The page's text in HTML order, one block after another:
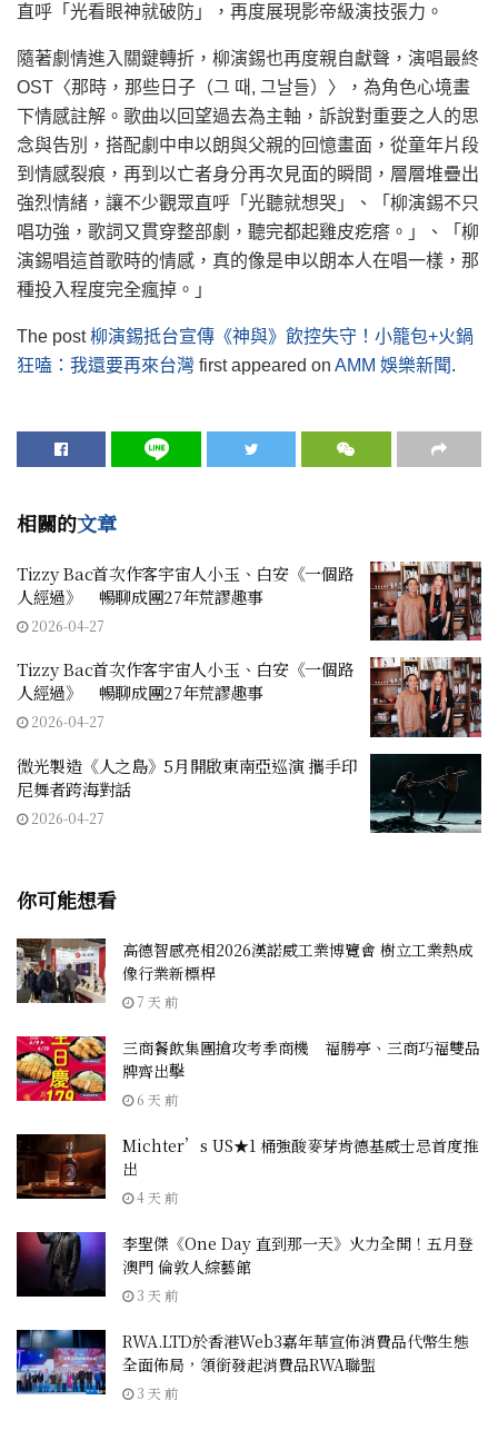
直呼「光看眼神就破防」，再度展現影帝級演技張力。
隨著劇情進入關鍵轉折，柳演錫也再度親自獻聲，演唱最終
OST〈那時，那些日子（그 때, 그날들）〉，為角色心境畫
下情感註解。歌曲以回望過去為主軸，訴說對重要之人的思
念與告別，搭配劇中申以朗與父親的回憶畫面，從童年片段
到情感裂痕，再到以亡者身分再次見面的瞬間，層層堆疊出
強烈情緒，讓不少觀眾直呼「光聽就想哭」、「柳演錫不只
唱功強，歌詞又貫穿整部劇，聽完都起雞皮疙瘩。」、「柳
演錫唱這首歌時的情感，真的像是申以朗本人在唱一樣，那
種投入程度完全瘋掉。」
The post柳演錫抵台宣傳《神與》飲控失守！小籠包+火鍋
狂嗑：我還要再來台灣 first appeared on AMM 娛樂新聞.
相關的文章
Tizzy Bac首次作客宇宙人小玉、白安《一個路
人經過》 暢聊成團27年荒謬趣事
2026-04-27
Tizzy Bac首次作客宇宙人小玉、白安《一個路
人經過》 暢聊成團27年荒謬趣事
2026-04-27
微光製造《人之島》5月開啟東南亞巡演 攜手印
尼舞者跨海對話
2026-04-27
你可能想看
高德智感亮相2026漢諾威工業博覽會 樹立工業熱成
像行業新標桿
7 天 前
三商餐飲集團搶攻考季商機 福勝亭、三商巧福雙品
牌齊出擊
6 天 前
Michter’s US★1 桶強酸麥芽肯德基威士忌首度推
出
4 天 前
李聖傑《One Day 直到那一天》火力全開！五月登
澳門 倫敦人綜藝館
3 天 前
RWA.LTD於香港Web3嘉年華宣佈消費品代幣生態
全面佈局，領銜發起消費品RWA聯盟
3 天 前